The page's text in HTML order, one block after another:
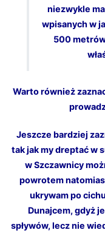
niezwykle
wpisanych w
500
Warto również
Jeszcze bardziej
tak jak my dreptać w
w Szczawnicy
powrotem
ukrywam po
Dunajcem, gdyż
spływów, lecz nie